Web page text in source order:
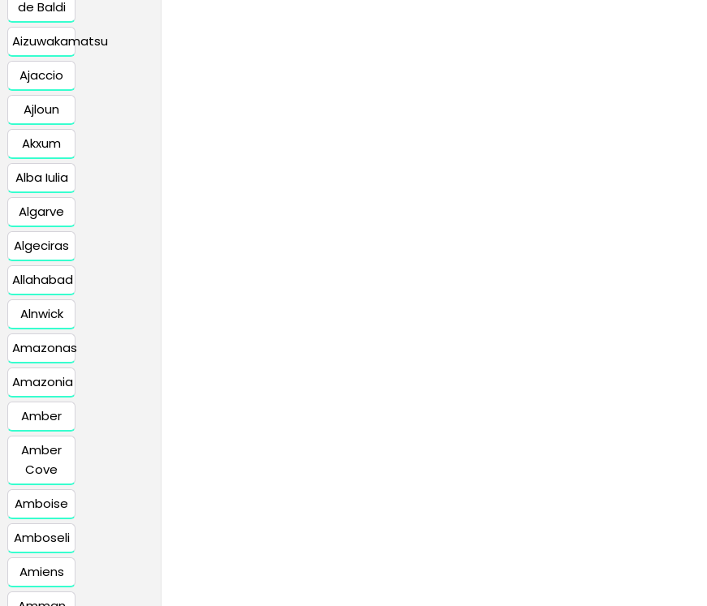
de Baldi
Aizuwakamatsu
Ajaccio
Ajloun
Akxum
Alba Iulia
Algarve
Algeciras
Allahabad
Alnwick
Amazonas
Amazonia
Amber
Amber
Cove
Amboise
Amboseli
Amiens